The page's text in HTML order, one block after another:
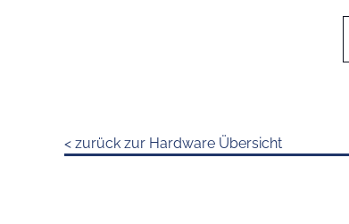
< zurück zur Hardware Übersicht